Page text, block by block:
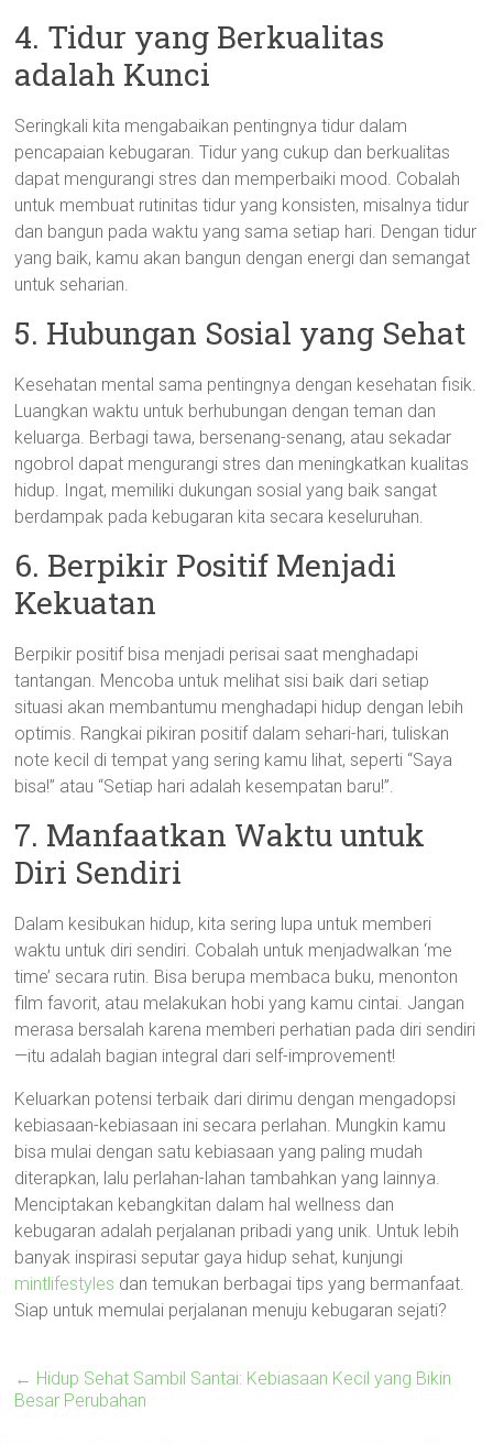
4. Tidur yang Berkualitas
adalah Kunci
Seringkali kita mengabaikan pentingnya tidur dalam
pencapaian kebugaran. Tidur yang cukup dan berkualitas
dapat mengurangi stres dan memperbaiki mood. Cobalah
untuk membuat rutinitas tidur yang konsisten, misalnya tidur
dan bangun pada waktu yang sama setiap hari. Dengan tidur
yang baik, kamu akan bangun dengan energi dan semangat
untuk seharian.
5. Hubungan Sosial yang Sehat
Kesehatan mental sama pentingnya dengan kesehatan fisik.
Luangkan waktu untuk berhubungan dengan teman dan
keluarga. Berbagi tawa, bersenang-senang, atau sekadar
ngobrol dapat mengurangi stres dan meningkatkan kualitas
hidup. Ingat, memiliki dukungan sosial yang baik sangat
berdampak pada kebugaran kita secara keseluruhan.
6. Berpikir Positif Menjadi
Kekuatan
Berpikir positif bisa menjadi perisai saat menghadapi
tantangan. Mencoba untuk melihat sisi baik dari setiap
situasi akan membantumu menghadapi hidup dengan lebih
optimis. Rangkai pikiran positif dalam sehari-hari, tuliskan
note kecil di tempat yang sering kamu lihat, seperti “Saya
bisa!” atau “Setiap hari adalah kesempatan baru!”.
7. Manfaatkan Waktu untuk
Diri Sendiri
Dalam kesibukan hidup, kita sering lupa untuk memberi
waktu untuk diri sendiri. Cobalah untuk menjadwalkan ‘me
time’ secara rutin. Bisa berupa membaca buku, menonton
film favorit, atau melakukan hobi yang kamu cintai. Jangan
merasa bersalah karena memberi perhatian pada diri sendiri
—itu adalah bagian integral dari self-improvement!
Keluarkan potensi terbaik dari dirimu dengan mengadopsi
kebiasaan-kebiasaan ini secara perlahan. Mungkin kamu
bisa mulai dengan satu kebiasaan yang paling mudah
diterapkan, lalu perlahan-lahan tambahkan yang lainnya.
Menciptakan kebangkitan dalam hal wellness dan
kebugaran adalah perjalanan pribadi yang unik. Untuk lebih
banyak inspirasi seputar gaya hidup sehat, kunjungi
mintlifestyles dan temukan berbagai tips yang bermanfaat.
Siap untuk memulai perjalanan menuju kebugaran sejati?
← Hidup Sehat Sambil Santai: Kebiasaan Kecil yang Bikin
Besar Perubahan